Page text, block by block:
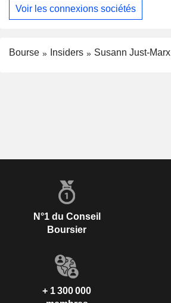
Voir les connexions sociétés
Bourse Insiders Susann Just-Marx
N°1 du Conseil
Boursier
+ 1 300 000